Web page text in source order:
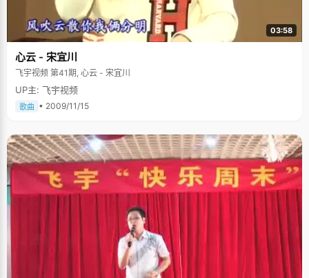
03:58
心云 - 宋宜川
飞宇视频 第41期, 心云 - 宋宜川
UP主: 飞宇视频
歌曲 • 2009/11/15